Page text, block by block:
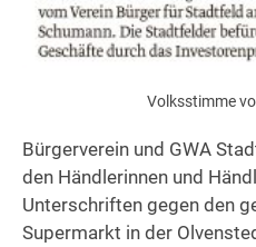
Volksstimme
Bürgerverein und GWA
den Händlerinnen und
Unterschriften gegen den
Supermarkt in der